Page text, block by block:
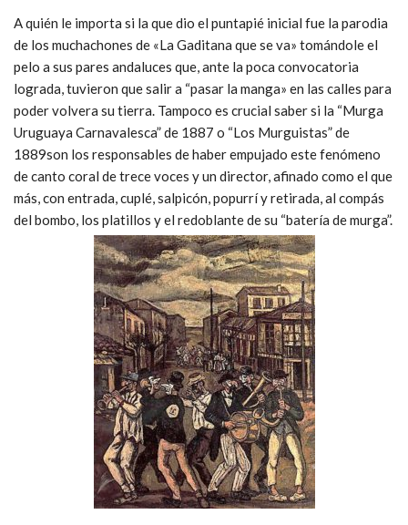
A quién le importa si la que dio el puntapié inicial fue la parodia
de los muchachones de «La Gaditana que se va» tomándole el
pelo a sus pares andaluces que, ante la poca convocatoria
lograda, tuvieron que salir a “pasar la manga» en las calles para
poder volvera su tierra. Tampoco es crucial saber si la “Murga
Uruguaya Carnavalesca” de 1887 o “Los Murguistas” de
1889son los responsables de haber empujado este fenómeno
de canto coral de trece voces y un director, afinado como el que
más, con entrada, cuplé, salpicón, popurrí y retirada, al compás
del bombo, los platillos y el redoblante de su “batería de murga”.